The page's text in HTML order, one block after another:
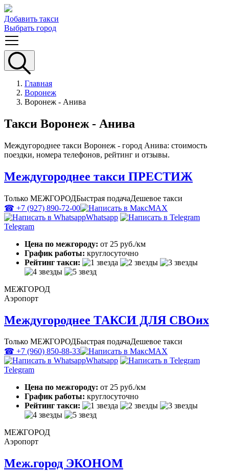
Добавить такси
Выбрать город
Главная
Воронеж
Воронеж - Анива
Такси Воронеж - Анива
Междугороднее такси Воронеж - город Анива: стоимость
поездки, номера телефонов, рейтинг и отзывы.
Междугороднее такси ПРЕСТИЖ
Только МЕЖГОРОДБыстрая подачаДешевое такси
☎ +7 (927) 890-72-00
MAX
Whatsapp
Telegram
Цена по межгороду: от 25 руб./км
График работы: круглосуточно
Рейтинг такси:
МЕЖГОРОД
Аэропорт
Междугороднее ТАКСИ ДЛЯ СВОих
Только МЕЖГОРОДБыстрая подачаДешевое такси
☎ +7 (960) 850-88-33
MAX
Whatsapp
Telegram
Цена по межгороду: от 25 руб./км
График работы: круглосуточно
Рейтинг такси:
МЕЖГОРОД
Аэропорт
Меж.город ЭКОНОМ